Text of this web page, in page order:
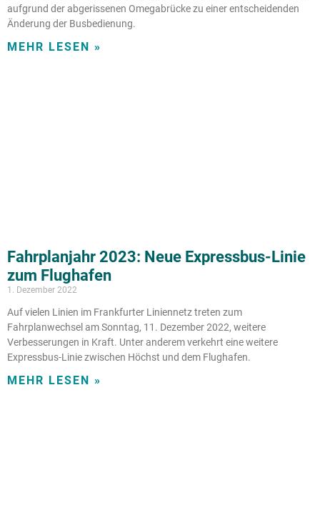
aufgrund der abgerissenen Omegabrücke zu einer entscheidenden
Änderung der Busbedienung.
MEHR LESEN »
Fahrplanjahr 2023: Neue Expressbus-Linie
zum Flughafen
1. Dezember 2022
Auf vielen Linien im Frankfurter Liniennetz treten zum
Fahrplanwechsel am Sonntag, 11. Dezember 2022, weitere
Verbesserungen in Kraft. Unter anderem verkehrt eine weitere
Expressbus-Linie zwischen Höchst und dem Flughafen.
MEHR LESEN »